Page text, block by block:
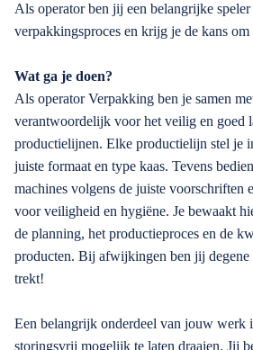
Als operator ben jij een belangrijke
verpakkingsproces en krijg je de kans
Wat ga je doen?
Als operator Verpakking ben je samen
verantwoordelijk voor het veilig en goed
productielijnen. Elke productielijn stel je
juiste formaat en type kaas. Tevens
machines volgens de juiste voorschriften
voor veiligheid en hygiëne. Je bewaakt
de planning, het productieproces en de
producten. Bij afwijkingen ben jij degene
trekt!
Een belangrijk onderdeel van jouw werk
storingsvrij mogelijk te laten draaien. Jij